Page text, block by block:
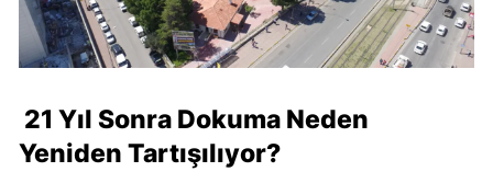
21 Yıl Sonra Dokuma Neden
Yeniden Tartışılıyor?